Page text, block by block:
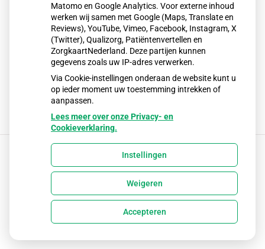
Afwijkingen van deze gebruiksvoorwaarden zijn alleen
bindend indien deze door Gezondheidscentrum
Boomgaardshoek schriftelijk zijn aanvaard.
Vragen die ontstaan zijn na het lezen van deze
gebruiksvoorwaarden kunt u stellen via de praktijk.
Uw Zorg Online
Cookie-instellingen Voorwaarden
Matomo en Google Analytics. Voor externe inhoud
werken wij samen met Google (Maps, Translate en
Reviews), YouTube, Vimeo, Facebook, Instagram, X
(Twitter), Qualizorg, Patiëntenvertellen en
ZorgkaartNederland. Deze partijen kunnen
gegevens zoals uw IP-adres verwerken.
Via Cookie-instellingen onderaan de website kunt u
op ieder moment uw toestemming intrekken of
aanpassen.
Lees meer over onze Privacy- en
Cookieverklaring.
Instellingen
Weigeren
Accepteren